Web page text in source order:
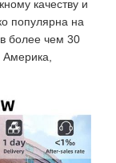
качеству и
популярна на
более чем 30